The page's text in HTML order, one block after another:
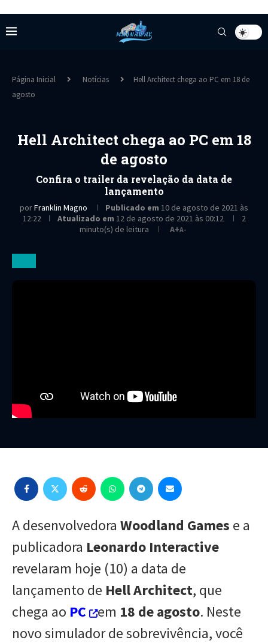
Página Inicial Notícias
Hell Architect chega ao PC em 18 de
agosto
Hell Architect chega ao PC em 18
de agosto
Confira o trailer da revelação da data de
lançamento
porFranklin Magno Publicado em 10 de agosto de 2021 às
12:22
Atualizado em 12 de agosto de 2021 às 00:12
2
minuto(s) de leitura
A+A-
A desenvolvedora Woodland Games e a
publicadora Leonardo Interactive
revelaram hoje (10) a data de
lançamento de Hell Architect, que
chega ao PC em 18 de agosto. Neste
novo simulador de sobrevivência, você